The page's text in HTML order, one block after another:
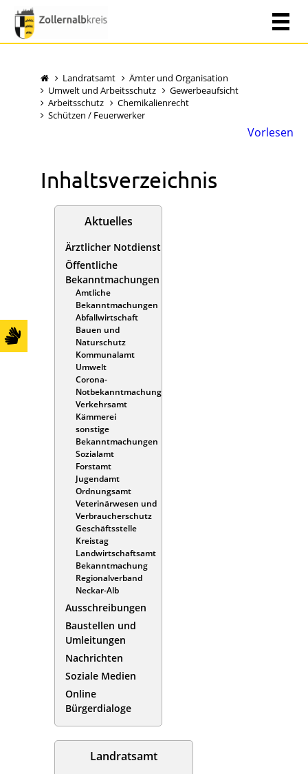
Landratsamt
Ämter und Organisation
Umwelt und Arbeitsschutz
Gewerbeaufsicht
Arbeitsschutz
Chemikalienrecht
Schützen / Feuerwerker
Vorlesen
Inhaltsverzeichnis
Aktuelles
Ärztlicher Notdienst
Öffentliche
Bekanntmachungen
Amtliche
Bekanntmachungen
Abfallwirtschaft
Bauen und
Naturschutz
Kommunalamt
Umwelt
Corona-
Notbekanntmachung
Verkehrsamt
Kämmerei
sonstige
Bekanntmachungen
Sozialamt
Forstamt
Jugendamt
Ordnungsamt
Veterinärwesen und
Verbraucherschutz
Geschäftsstelle
Kreistag
Landwirtschaftsamt
Bekanntmachung
Regionalverband
Neckar-Alb
Ausschreibungen
Baustellen und
Umleitungen
Nachrichten
Soziale Medien
Online
Bürgerdialoge
Landratsamt